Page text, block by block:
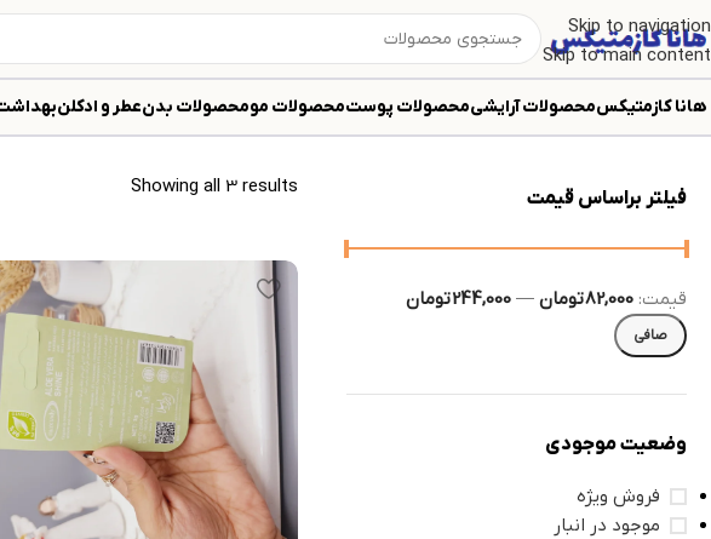
Skip to navigation
Skip to main content
هانا کازمتیکسمحصولات آرایشیمحصولات پوستمحصولات مومحصولات بدنعطر و ادکلن max lady
فیلتر براساس قیمت
صافی
قيمت: 82,000 تومان — 244,000 تومان
وضعیت موجودی
فروش ویژه
موجود در انبار
Showing all 3 results